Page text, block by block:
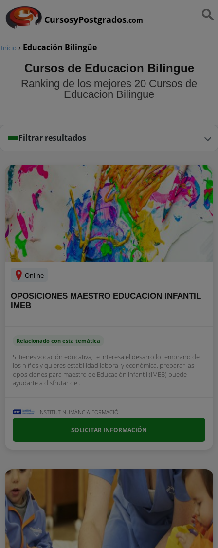
CursosyPostgrados.com
Inicio › Educación Bilingüe
Cursos de Educacion Bilingue
Ranking de los mejores 20 Cursos de
Educacion Bilingue
Filtrar resultados
Online
OPOSICIONES MAESTRO EDUCACION INFANTIL
IMEB
Relacionado con esta temática
Si tienes vocación educativa, te interesa el desarrollo temprano de
los niños y quieres estabilidad laboral y económica, preparar las
oposiciones para maestro de Educación Infantil (IMEB) puede
ayudarte a disfrutar de...
INSTITUT NUMÀNCIA FORMACIÓ
SOLICITAR INFORMACIÓN